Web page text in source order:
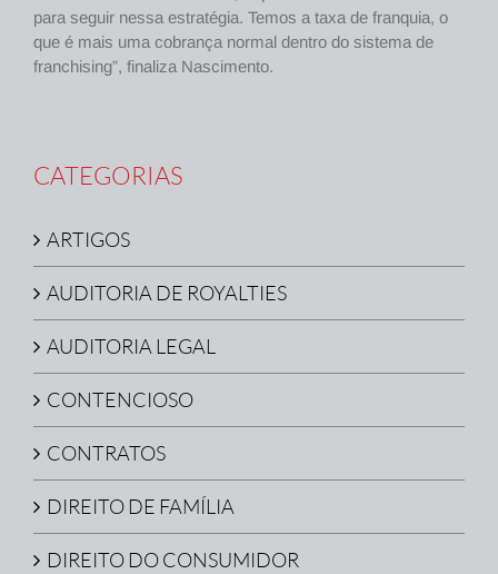
para seguir nessa estratégia. Temos a taxa de franquia, o
que é mais uma cobrança normal dentro do sistema de
franchising”, finaliza Nascimento.
CATEGORIAS
ARTIGOS
AUDITORIA DE ROYALTIES
AUDITORIA LEGAL
CONTENCIOSO
CONTRATOS
DIREITO DE FAMÍLIA
DIREITO DO CONSUMIDOR